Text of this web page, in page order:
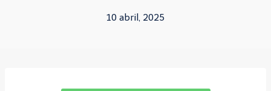
10 abril, 2025